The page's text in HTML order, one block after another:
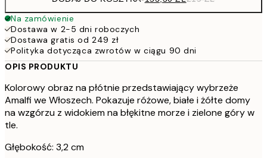
Na zamówienie
Dostawa w 2-5 dni roboczych
Dostawa gratis od 249 zł
Polityka dotycząca zwrotów w ciągu 90 dni
OPIS PRODUKTU
Kolorowy obraz na płótnie przedstawiający wybrzeże
Amalfi we Włoszech. Pokazuje różowe, białe i żółte domy
na wzgórzu z widokiem na błękitne morze i zielone góry w
tle.
Głębokość: 3,2 cm